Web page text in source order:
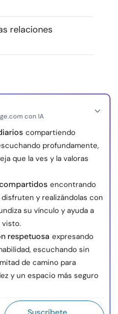
ES
relaciones
con IA
compartiendo
profundamente,
que la ves y la valoras
encontrando
y realizándolas con
su vínculo y ayuda a
visto.
respetuosa expresando
escuchando sin
de camino para
y un espacio más seguro